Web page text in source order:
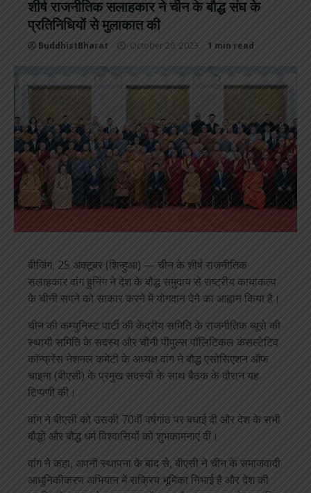
शीर्ष राजनीतिक सलाहकार ने चीन के बौद्ध संघ के
प्रतिनिधियों से मुलाकात की
BuddhistBharat October 26, 2023 1 min read
बीजिंग, 25 अक्टूबर (शिन्हुआ) — चीन के शीर्ष राजनीतिक
सलाहकार वांग हुनिंग ने देश के बौद्ध समुदाय से राष्ट्रीय कायाकल्प
के चीनी सपने को साकार करने में योगदान देने का आह्वान किया है।
चीन की कम्युनिस्ट पार्टी की केंद्रीय समिति के राजनीतिक ब्यूरो की
स्थायी समिति के सदस्य और चीनी पीपुल्स पॉलिटिकल कंसल्टेटिव
कॉन्फ्रेंस नेशनल कमेटी के अध्यक्ष वांग ने बौद्ध एसोसिएशन ऑफ
चाइना (बीएसी) के प्रमुख सदस्यों के साथ बैठक के दौरान यह
टिप्पणी की।
वांग ने बीएसी को उसकी 70वीं वर्षगांठ पर बधाई दी और देश के सभी
बौद्धों और बौद्ध धर्म विश्वासियों को शुभकामनाएं दीं।
वांग ने कहा, अपनी स्थापना के बाद से, बीएसी ने चीन के समाजवादी
आधुनिकीकरण अभियान में सक्रिय भूमिका निभाई है और देश की